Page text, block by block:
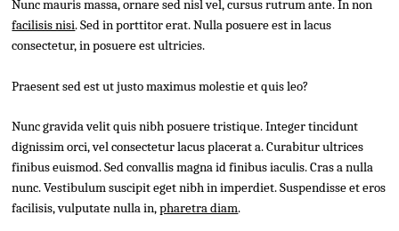
Nunc mauris massa, ornare sed nisl vel, cursus rutrum ante. In non
facilisis nisi. Sed in porttitor erat. Nulla posuere est in lacus
consectetur, in posuere est ultricies.
Praesent sed est ut justo maximus molestie et quis leo?
Nunc gravida velit quis nibh posuere tristique. Integer tincidunt
dignissim orci, vel consectetur lacus placerat a. Curabitur ultrices
finibus euismod. Sed convallis magna id finibus iaculis. Cras a nulla
nunc. Vestibulum suscipit eget nibh in imperdiet. Suspendisse et eros
facilisis, vulputate nulla in,pharetra diam.